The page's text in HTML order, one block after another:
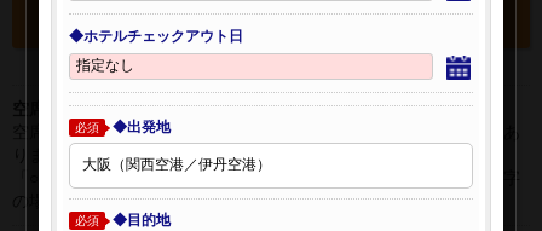
選択中の航空券・ホテルを確認する
空席表示について：
空席状況は常に変更しますので、現在の空席を保証するものではあ
りません。
「○」は過去24時間以内に十分な空席が確認できた商品です。 数字
の場合は、現時点で座席数が少ない商品です。
◆ホテルチェックアウト日
必須 ◆出発地
必須 ◆目的地